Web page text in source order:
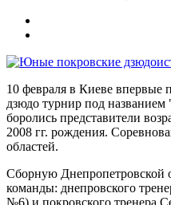
10 февраля в Киеве впервые
дзюдо турнир под
боролись представители
2008 гг. рождения.
областей.
Сборную Днепропетровской
команды: днепровского
№6) и покровского тренера